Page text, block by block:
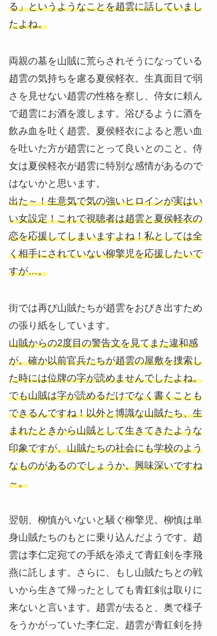
る」というようなことを趙雲に話していまし
たよね。
両親の墓を山賊に荒らされそうになっている
趙雲の気持ちを慮る夏侯軽衣。生真面目で弱
さを見せない趙雲の性格を察し、侍女に頼ん
で趙雲にお酒を渡します。浴びるように酒を
飲み血を吐く趙雲。夏侯軽衣によると悪い血
を吐いた方が趙雲にとって良いとのこと。侍
女は夏侯軽衣が趙雲に特別な感情があるので
はないかと思います。
出た～！生意気で気の強いヒロインが実はい
い女設定！これで視聴者は趙雲と夏侯軽衣の
恋を応援してしまいますよね！私としては全
く相手にされていない柳擎児を応援したいで
すが…。
街では再び山賊たちが趙雲をおびき出すため
の張り紙をしています。
山賊からの2度目の警告文を見てまた違和感
が。確か以前官兵たちが趙雲の屋敷を捜索し
た時には位牌の字が読めませんでしたよね。
でも山賊は字が読めるだけでなく書くことも
できるんですね！以外と博識な山賊たち、生
まれたときから山賊として生きてきたような
印象ですが、山賊たちの社会にも学校のよう
なものがあるのでしょうか。興味深いですね
～。
翌朝、柳慎がいないと騒ぐ柳擎児。柳慎は単
身山賊たちのもとに乗り込んだようです。趙
雲は李仁定宛ての手紙を添えて青釭剣を李飛
燕に託します。さらに、もし山賊たちとの戦
いから生きて帰ったとしても青釭剣は取りに
来ないと言います。趙雲が去ると、奥で様子
をうかがっていた李仁定。趙雲が青釭剣を持